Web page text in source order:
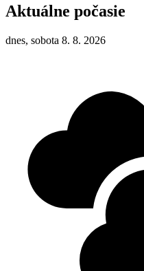
Aktuálne počasie
dnes, sobota 8. 8. 2026